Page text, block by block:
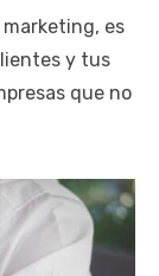
es
y tus
que no